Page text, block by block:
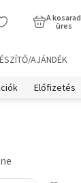
A kosarad
üres
AJÁNDÉK
Előfizetés